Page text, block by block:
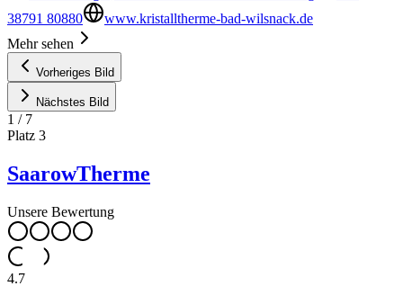
38791 80880
www.kristalltherme-bad-wilsnack.de
Mehr sehen
Vorheriges Bild
Nächstes Bild
1 / 7
Platz 3
SaarowTherme
Unsere Bewertung
4.7